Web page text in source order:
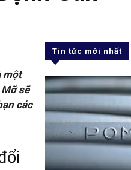
một
sẽ
các
Tin tức mới nhất